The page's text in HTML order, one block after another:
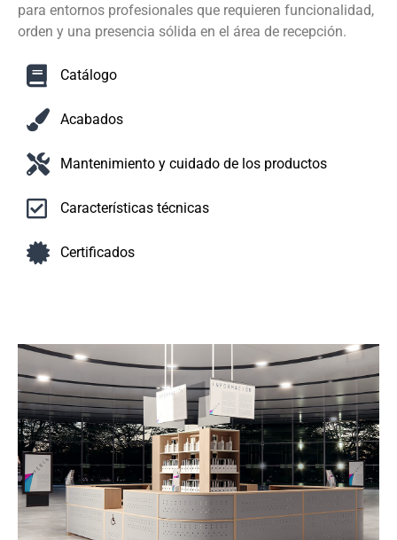
para entornos profesionales que requieren funcionalidad,
orden y una presencia sólida en el área de recepción.
Catálogo
Acabados
Mantenimiento y cuidado de los productos
Características técnicas
Certificados